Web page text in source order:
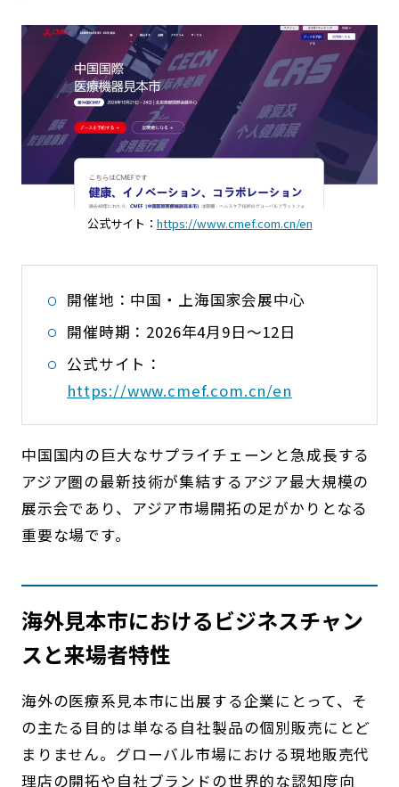
公式サイト： https://www.cmef.com.cn/en
開催地：中国・上海国家会展中心
開催時期：2026年4月9日〜12日
公式サイト：
https://www.cmef.com.cn/en
中国国内の巨大なサプライチェーンと急成長する
アジア圏の最新技術が集結するアジア最大規模の
展示会であり、アジア市場開拓の足がかりとなる
重要な場です。
海外見本市におけるビジネスチャン
スと来場者特性
海外の医療系見本市に出展する企業にとって、そ
の主たる目的は単なる自社製品の個別販売にとど
まりません。グローバル市場における現地販売代
理店の開拓や自社ブランドの世界的な認知度向